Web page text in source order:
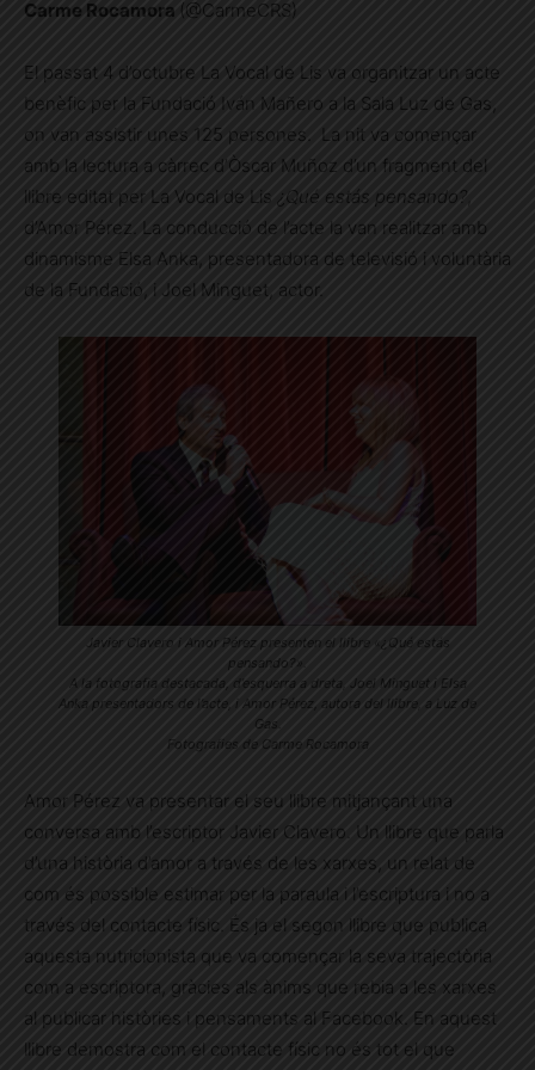
Carme Rocamora (@CarmeCRS)
El passat 4 d’octubre La Vocal de Lis va organitzar un acte
benèfic per la Fundació Iván Mañero a la Sala Luz de Gas,
on van assistir unes 125 persones. La nit va començar
amb la lectura a càrrec d’Òscar Muñoz d’un fragment del
llibre editat per La Vocal de Lis ¿Qué estás pensando?
d’Amor Pérez. La conducció de l’acte la van realitzar amb
dinamisme Elsa Anka, presentadora de televisió i voluntària
de la Fundació, i Joel Minguet, actor.
Javier Clavero i Amor Pérez presenten el llibre «¿Qué estás
pensando?».
A la fotografia destacada, d’esquerra a dreta, Joel Minguet i Elsa
Anka presentadors de l’acte, i Amor Pérez, autora del llibre, a Luz de
Gas.
Fotografies de Carme Rocamora
Amor Pérez va presentar el seu llibre mitjançant una
conversa amb l’escriptor Javier Clavero. Un llibre que parla
d’una història d’amor a través de les xarxes, un relat de
com és possible estimar per la paraula i l’escriptura i no a
través del contacte físic. És ja el segon llibre que publica
aquesta nutricionista que va començar la seva trajectòria
com a escriptora, gràcies als ànims que rebia a les xarxes
al publicar històries i pensaments al Facebook. En aquest
llibre demostra com el contacte físic no és tot el que